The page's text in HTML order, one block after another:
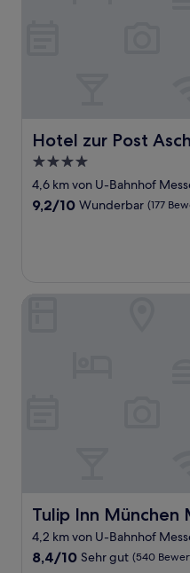
Hotel zur Post
Hotel zur Post Aschheim
4.0-
Sterne-
Unterkunft
4,6 km von U-Bahnhof
9.2
9,2/10 Wunderbar (177
Tulip Inn München
Tulip Inn München
4,2 km von U-Bahnhof
8.4
8,4/10 Sehr gut (540